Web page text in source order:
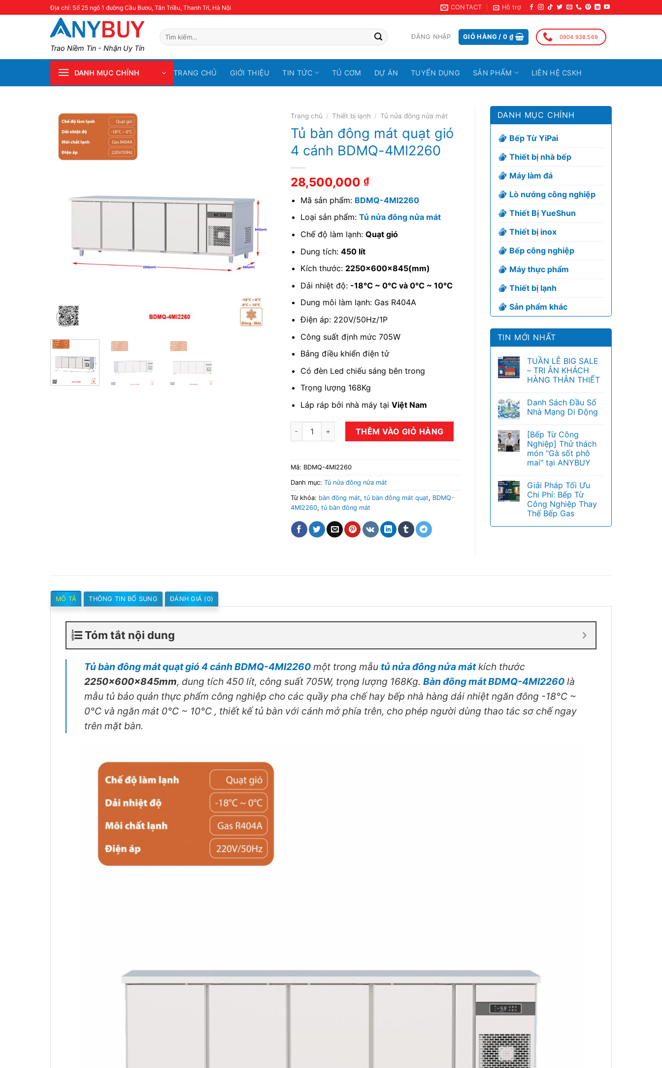
Địa chỉ: Số 25 ngõ 1 đường Cầu Bươu, Tân Triều, Thanh Trì, Hà Nội CONTACT Hỗ trợ
Trao Niềm Tin - Nhận Uy Tín
Tìm
kiếm:
ĐĂNG NHẬP GIỎ HÀNG /0 ₫ 0904.938.569
DANH MỤC CHÍNH TRANG CHỦ GIỚI THIỆU TIN TỨC TỦ CƠM DỰ ÁN TUYỂN DỤNG SẢN PHẨM LIÊN HỆ CSKH
Trang chủ / Thiết bị lạnh / Tủ nửa đông nửa mát
Tủ bàn đông mát quạt gió
4 cánh BDMQ-4MI2260
28,500,000 ₫
Mã sản phẩm: BDMQ-4MI2260
Loại sản phẩm:Tủ nửa đông nửa mát
Chế độ làm lạnh:Quạt gió
Dung tích:450 lít
Kích thước: 2250x600x845(mm)
Dải nhiệt độ: -18℃ ~ 0℃ và 0℃ ~ 10℃
Dung môi làm lạnh: Gas R404A
Điện áp: 220V/50Hz/1P
Công suất định mức 705W
Bảng điều khiển điện tử
Có đèn Led chiếu sáng bên trong
Trọng lượng 168Kg
Láp ráp bởi nhà máy tạiViệt Nam
Tủ bàn đông mát quạt gió 4 cánh BDMQ-4MI2260 số lượng
THÊM VÀO GIỎ HÀNG
Mã: BDMQ-4MI2260
Danh mục: Tủ nửa đông nửa mát
Từ khóa: bàn đông mát, tủ bàn đông mát quạt, BDMQ-
4MI2260, tủ bàn đông mát
DANH MỤC CHÍNH
Bếp Từ YiPai
Thiết bị nhà bếp
Máy làm đá
Lò nướng công nghiệp
Thiết Bị YueShun
Thiết bị inox
Bếp công nghiệp
Máy thực phẩm
Thiết bị lạnh
Sản phẩm khác
TIN MỚI NHẤT
TUẦN LỄ BIG SALE
– TRI ÂN KHÁCH
HÀNG THÂN THIẾT
Danh Sách Đầu Số
Nhà Mạng Di Động
[Bếp Từ Công
Nghiệp] Thử thách
món “Gà sốt phô
mai” tại ANYBUY
Giải Pháp Tối Ưu
Chi Phí: Bếp Từ
Công Nghiệp Thay
Thế Bếp Gas
MÔ TẢ THÔNG TIN BỔ SUNG ĐÁNH GIÁ (0)
Tóm tắt nội dung
Tủ bàn đông mát quạt gió 4 cánh BDMQ-4MI2260 một trong mẫu tủ nửa đông nửa mátkích thước
2250x600x845mm, dung tích 450 lít, công suất 705W, trọng lượng 168Kg. Bàn đông mát BDMQ-4MI2260 là
mẫu tủ bảo quản thực phẩm công nghiệp cho các quầy pha chế hay bếp nhà hàng dải nhiệt ngăn đông -18°C ~
0°C và ngăn mát 0°C ~ 10°C , thiết kế tủ bàn với cánh mở phía trên, cho phép người dùng thao tác sơ chế ngay
trên mặt bàn.